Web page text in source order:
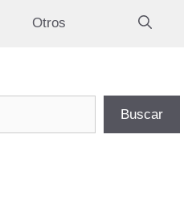
Otros
Buscar